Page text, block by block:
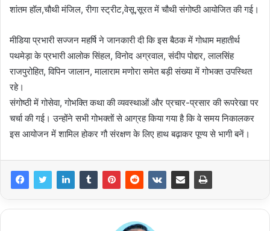
शांतम हॉल,चौथी मंजिल, रीगा स्ट्रीट,वेसू,सूरत में चौथी संगोष्ठी आयोजित की गई।
मीडिया प्रभारी सज्जन महर्षि ने जानकारी दी कि इस बैठक में गोधाम महातीर्थ
पथमेड़ा के प्रभारी आलोक सिंहल, विनोद अग्रवाल, संदीप पोद्दार, लालसिंह
राजपुरोहित, विपिन जालान, मालाराम मणोरा समेत बड़ी संख्या में गोभक्त उपस्थित
रहे।
संगोष्ठी में गोसेवा, गोभक्ति कथा की व्यवस्थाओं और प्रचार-प्रसार की रूपरेखा पर
चर्चा की गई। उन्होंने सभी गोभक्तों से आग्रह किया गया है कि वे समय निकालकर
इस आयोजन में शामिल होकर गौ संरक्षण के लिए हाथ बढ़ाकर पूण्य से भागी बनें।